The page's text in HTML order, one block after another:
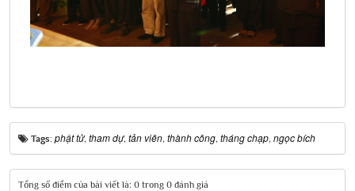
Tags: phật tử, tham dự, tản viên, thành công, tháng chạp, ngọc bích
Tổng số điểm của bài viết là: 0 trong 0 đánh giá